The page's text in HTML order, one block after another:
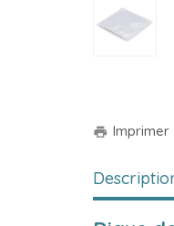
print Imprimer